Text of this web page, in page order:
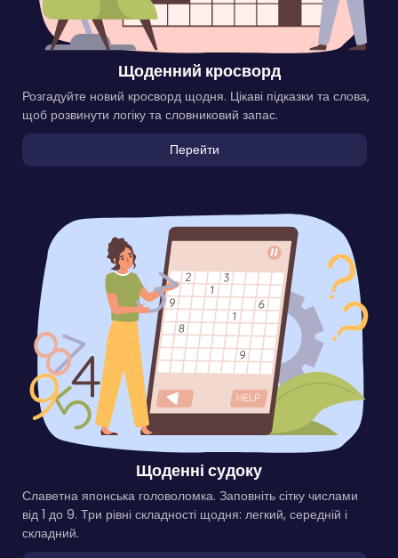
Щоденний кросворд
Розгадуйте новий кросворд щодня. Цікаві підказки та слова,
щоб розвинути логіку та словниковий запас.
Перейти
Щоденні судоку
Славетна японська головоломка. Заповніть сітку числами
від 1 до 9. Три рівні складності щодня: легкий, середній і
складний.